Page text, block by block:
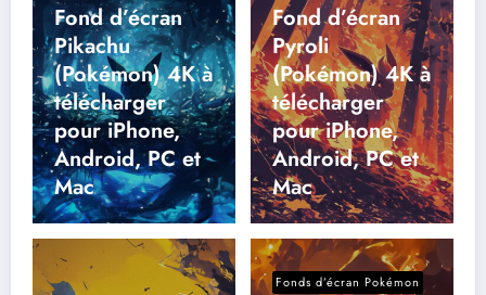
Fond d’écran
Pikachu
(Pokémon) 4K à
télécharger
pour iPhone,
Android, PC et
Mac
Fond d’écran
Pyroli
(Pokémon) 4K à
télécharger
pour iPhone,
Android, PC et
Mac
Fonds d’écran Pokémon